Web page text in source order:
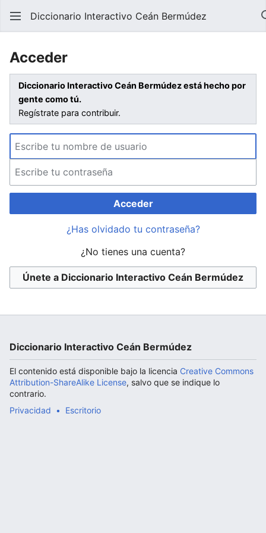
Abrir menú principal
Diccionario Interactivo Ceán Bermúdez
Acceder
Diccionario Interactivo Ceán Bermúdez está hecho por
gente como tú.
Regístrate para contribuir.
Acceder
¿Has olvidado tu contraseña?
¿No tienes una cuenta?
Únete a Diccionario Interactivo Ceán Bermúdez
Diccionario Interactivo Ceán Bermúdez
El contenido está disponible bajo la licencia Creative Commons
Attribution-ShareAlike License, salvo que se indique lo
contrario.
Privacidad
Escritorio